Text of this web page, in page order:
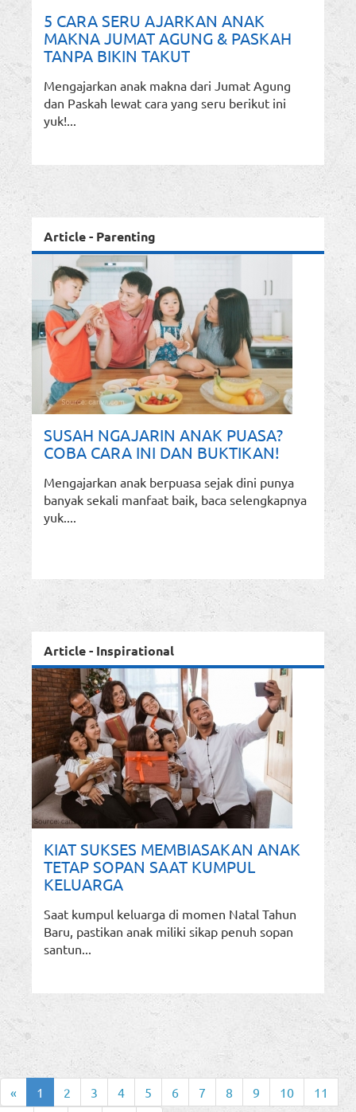
5 CARA SERU AJARKAN ANAK
MAKNA JUMAT AGUNG & PASKAH
TANPA BIKIN TAKUT
Mengajarkan anak makna dari Jumat Agung
dan Paskah lewat cara yang seru berikut ini
yuk!...
Article - Parenting
SUSAH NGAJARIN ANAK PUASA?
COBA CARA INI DAN BUKTIKAN!
Mengajarkan anak berpuasa sejak dini punya
banyak sekali manfaat baik, baca selengkapnya
yuk....
Article - Inspirational
KIAT SUKSES MEMBIASAKAN ANAK
TETAP SOPAN SAAT KUMPUL
KELUARGA
Saat kumpul keluarga di momen Natal Tahun
Baru, pastikan anak miliki sikap penuh sopan
santun...
« 1 2 3 4 5 6 7 8 9 10
11